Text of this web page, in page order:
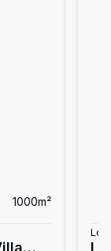
1000m²